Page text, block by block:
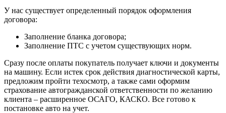
У нас существует определенный порядок оформления
договора:
Заполнение бланка договора;
Заполнение ПТС с учетом существующих норм.
Сразу после оплаты покупатель получает ключи и документы
на машину. Если истек срок действия диагностической карты,
предложим пройти техосмотр, а также сами оформим
страхование автогражданской ответственности по желанию
клиента – расширенное ОСАГО, КАСКО. Все готово к
постановке авто на учет.